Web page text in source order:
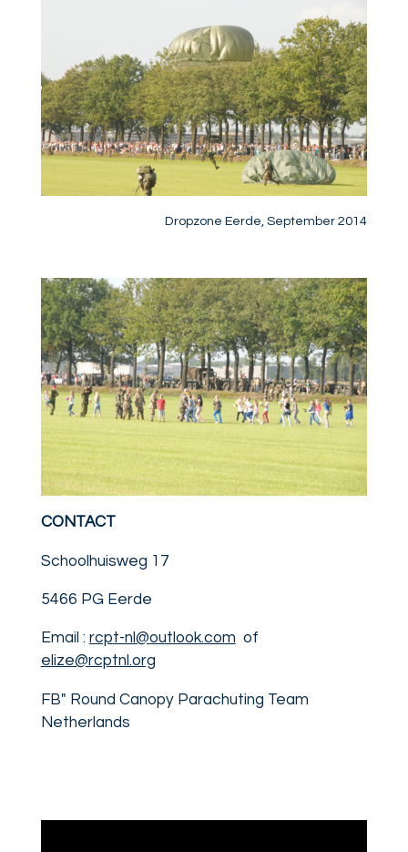
Dropzone Eerde, September 2014
CONTACT
Schoolhuisweg 17
5466 PG Eerde
Email : rcpt-nl@outlook.com of
elize@rcptnl.org
FB" Round Canopy Parachuting Team
Netherlands